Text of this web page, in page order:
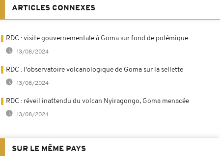
ARTICLES CONNEXES
RDC : visite gouvernementale à Goma sur fond de polémique
13/08/2024
RDC : l'observatoire volcanologique de Goma sur la sellette
13/08/2024
RDC : réveil inattendu du volcan Nyiragongo, Goma menacée
13/08/2024
SUR LE MÊME PAYS